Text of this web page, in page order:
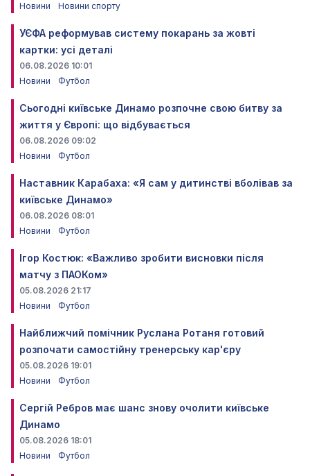
Новини
Новини спорту
УЄФА реформував систему покарань за жовті
картки: усі деталі
06.08.2026 10:01
Новини
Футбол
Сьогодні київське Динамо розпочне свою битву за
життя у Європі: що відбувається
06.08.2026 09:02
Новини
Футбол
Наставник Карабаха: «Я сам у дитинстві вболівав за
київське Динамо»
06.08.2026 08:01
Новини
Футбол
Ігор Костюк: «Важливо зробити висновки після
матчу з ПАОКом»
05.08.2026 21:17
Новини
Футбол
Найближчий помічник Руслана Ротаня готовий
розпочати самостійну тренерську кар'єру
05.08.2026 19:01
Новини
Футбол
Сергій Ребров має шанс знову очолити київське
Динамо
05.08.2026 18:01
Новини
Футбол